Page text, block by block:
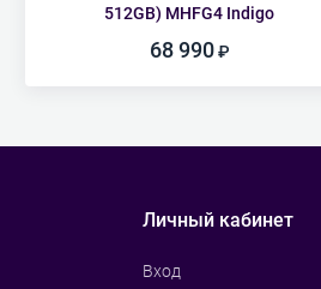
512GB) MHFG4 Indigo
68 990
Личный кабинет
Вход